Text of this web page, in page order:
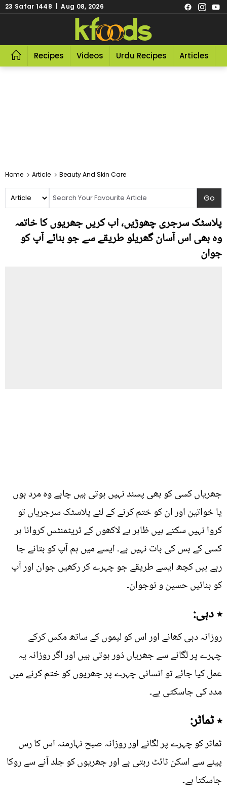
23 Safar 1448 | Aug 08, 2026
Recipes Videos Urdu Recipes Articles
Home Article Beauty And Skin Care
پلاسٹک سرجری چھوڑیں، اب کریں جھریوں کا خاتمہ
وہ بھی اس آسان گھریلو طریقے سے جو بنائے آپ کو
جوان
جھریاں کسی کو بھی پسند نہیں ہوتی ہیں چاہے وہ مرد ہوں
یا خواتین اور ان کو ختم کرنے کے لئے پلاسٹک سرجریاں تو
کروا نہیں سکتے ہیں ظاہر ہے لاکھوں کے ٹریٹمنٹس کروانا ہر
کسی کے بس کی بات نہیں ہے۔ ایسے میں ہم آپ کو بتانے جا
رہے ہیں کچھ ایسے طریقے جو چہرے کر رکھیں جوان اور آپ
کو بنائیں حسین و نوجوان۔
٭ دہی:
روزانہ دہی کھانے اور اس کو لیموں کے ساتھ مکس کرکے
چہرے پر لگانے سے جھریاں دُور ہوتی ہیں اور اگر روزانہ یہ
عمل کیا جائے تو انسانی چہرے پر جھریوں کو ختم کرنے میں
مدد کی جاسکتی ہے۔
٭ ٹماٹر:
ٹماٹر کو چہرے پر لگانے اور روزانہ صبح نہارمنہ اس کا رس
پینے سے اسکن ٹائٹ رہتی ہے اور جھریوں کو جلد آنے سے روکا
جاسکتا ہے۔